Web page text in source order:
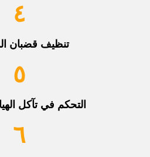
٤
تنظيف قضبان
٥
التحكم في تآكل
٦